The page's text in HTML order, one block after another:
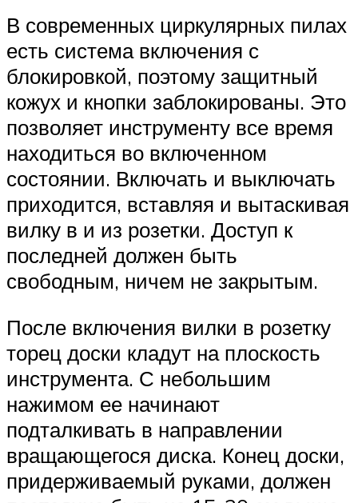
В современных циркулярных пилах
есть система включения с
блокировкой, поэтому защитный
кожух и кнопки заблокированы. Это
позволяет инструменту все время
находиться во включенном
состоянии. Включать и выключать
приходится, вставляя и вытаскивая
вилку в и из розетки. Доступ к
последней должен быть
свободным, ничем не закрытым.
После включения вилки в розетку
торец доски кладут на плоскость
инструмента. С небольшим
нажимом ее начинают
подталкивать в направлении
вращающегося диска. Конец доски,
придерживаемый руками, должен